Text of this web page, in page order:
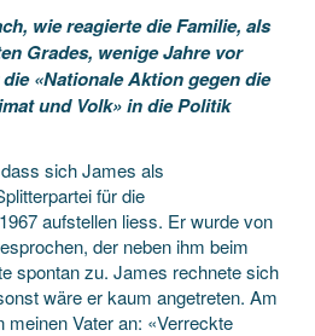
wie reagierte die Familie, als
Grades, wenige Jahre vor
«Nationale Aktion gegen die
und Volk» in die Politik
sich James als
für die
aufstellen liess. Er wurde von
der neben ihm beim
spontan zu. James rechnete sich
wäre er kaum angetreten. Am
meinen Vater an: «Verreckte